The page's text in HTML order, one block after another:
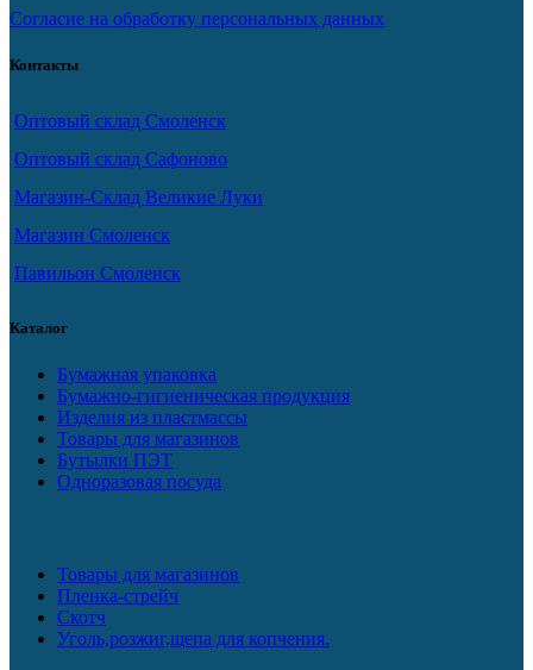
Согласие на обработку персональных данных
Контакты
Оптовый склад Смоленск
Оптовый склад Сафоново
Магазин-Склад Великие Луки
Магазин Смоленск
Павильон Смоленск
Каталог
Бумажная упаковка
Бумажно-гигиеническая продукция
Изделия из пластмассы
Товары для магазинов
Бутылки ПЭТ
Одноразовая посуда
Товары для магазинов
Пленка-стрейч
Скотч
Уголь,розжиг,щепа для копчения.